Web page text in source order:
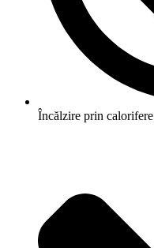
Încălzire prin calorifere